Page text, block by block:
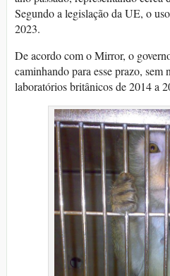
Segundo a legislação da UE, o
2023.
De acordo com o Mirror, o
caminhando para esse prazo, sem
laboratórios britânicos de 2014 a